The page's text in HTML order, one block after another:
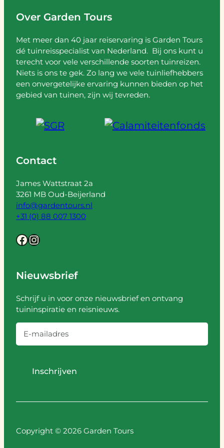
Over Garden Tours
Met meer dan 40 jaar reiservaring is Garden Tours
dé tuinreisspecialist van Nederland. Bij ons kunt u
terecht voor vele verschillende soorten tuinreizen.
Niets is ons te gek. Zo lang we vele tuinliefhebbers
een onvergetelijke ervaring kunnen bieden op het
gebied van tuinen, zijn wij tevreden.
Contact
James Wattstraat 2a
3261 MB Oud-Beijerland
info@gardentours.nl
+31 (0) 88 007 1300
Facebook Instagram
Nieuwsbrief
Schrijf u in voor onze nieuwsbrief en ontvang
tuininspiratie en reisnieuws.
-
l
d
Copyright © 2026 Garden Tours